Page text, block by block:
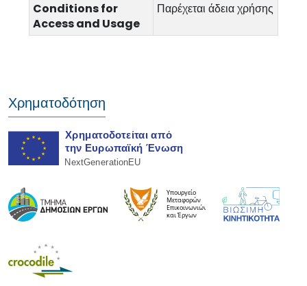
Conditions for
Access and Usage
Παρέχεται άδεια χρήσης
Χρηματοδότηση